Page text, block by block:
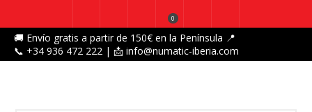
🚚 Envío gratis a partir de 150€ en la Península 📍
📞 +34 936 472 222 | 📩 info@numatic-iberia.com
0